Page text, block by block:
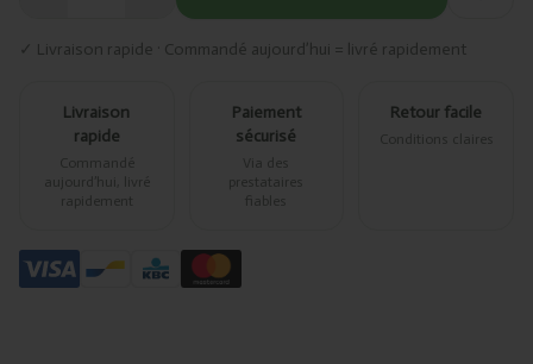
✓ Livraison rapide · Commandé aujourd’hui = livré rapidement
Livraison
rapide
Commandé
aujourd’hui, livré
rapidement
Paiement
sécurisé
Via des
prestataires
fiables
Retour facile
Conditions claires